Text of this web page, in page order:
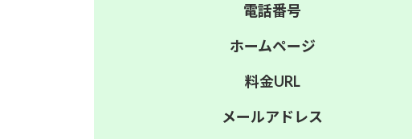
電話番号
ホームページ
料金URL
メールアドレス